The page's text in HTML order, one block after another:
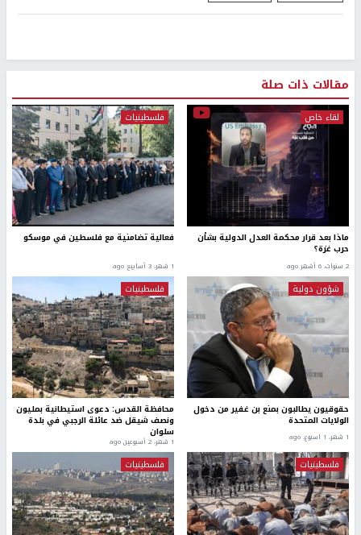
مقالات ذات صلة
لقاء خاص
ماذا بعد قرار محكمة العدل الدولية بشأن
حرب غزة؟
2 سنوات، 6 أشهر ago
فلسطينيات
فعالية تضامنية مع فلسطين في موسكو
1 شهر، 3 أسابيع ago
شؤون دولية
حقوقيون يطالبون بمنع بن غفير من دخول
الولايات المتحدة
1 شهر، 1 اسبوع. ago
فلسطينيات
محافظة القدس: دعوى استيطانية بمليون
ونصف شيقل ضد عائلة الرجبي في بلدة
سلوان
1 شهر، 2 أسبوعين ago
فلسطينيات فلسطينيات